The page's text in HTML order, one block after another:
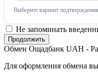
Выберите вариант
Не запоминать
Обмен Ощадбанк UAH -
Для оформления обмена